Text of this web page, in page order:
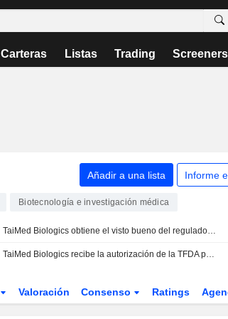
Carteras Listas Trading Screeners
Añadir a una lista Informe
Biotecnología e investigación médica
TaiMed Biologics obtiene el visto bueno del regulador taiwanés para su terapia contra el VIH Trogarzo
TaiMed Biologics recibe la autorización de la TFDA para Trogarzo e impulsa el desarrollo clínico de TMB-365/380
Valoración Consenso Ratings